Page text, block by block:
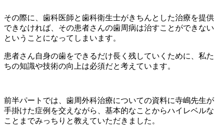
その際に、歯科医師と歯科衛生士がきちんとした治療を提供
できなければ、その患者さんの歯周病は治すことができない
ということになってしまいます。
患者さん自身の歯をできるだけ長く残していくために、私た
ちの知識や技術の向上は必須だと考えています。
前半パートでは、歯周外科治療についての資料に寺嶋先生が
手掛けた症例を交えながら、基本的なことからハイレベルな
ことまでみっちりと教えていただきました。